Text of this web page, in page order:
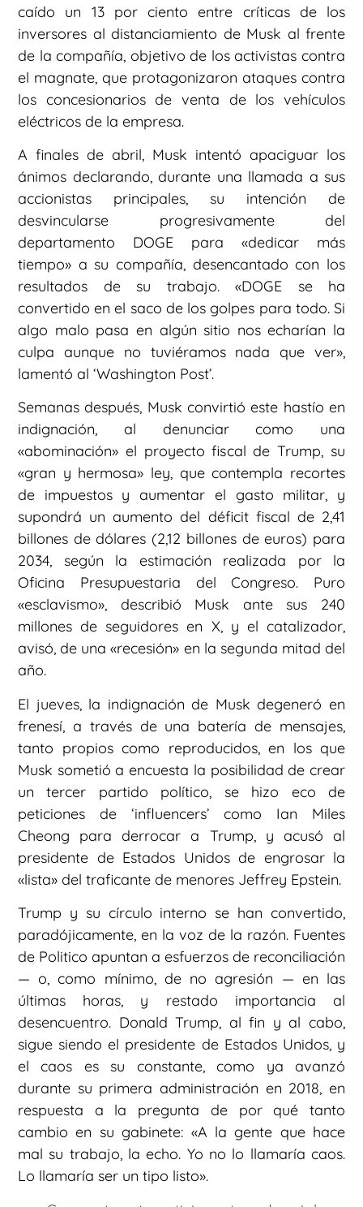
caído un 13 por ciento entre críticas de los
inversores al distanciamiento de Musk al frente
de la compañía, objetivo de los activistas contra
el magnate, que protagonizaron ataques contra
los concesionarios de venta de los vehículos
eléctricos de la empresa.
A finales de abril, Musk intentó apaciguar los
ánimos declarando, durante una llamada a sus
accionistas principales, su intención de
desvincularse progresivamente del
departamento DOGE para «dedicar más
tiempo» a su compañía, desencantado con los
resultados de su trabajo. «DOGE se ha
convertido en el saco de los golpes para todo. Si
algo malo pasa en algún sitio nos echarían la
culpa aunque no tuviéramos nada que ver»,
lamentó al ‘Washington Post’.
Semanas después, Musk convirtió este hastío en
indignación, al denunciar como una
«abominación» el proyecto fiscal de Trump, su
«gran y hermosa» ley, que contempla recortes
de impuestos y aumentar el gasto militar, y
supondrá un aumento del déficit fiscal de 2,41
billones de dólares (2,12 billones de euros) para
2034, según la estimación realizada por la
Oficina Presupuestaria del Congreso. Puro
«esclavismo», describió Musk ante sus 240
millones de seguidores en X, y el catalizador,
avisó, de una «recesión» en la segunda mitad del
año.
El jueves, la indignación de Musk degeneró en
frenesí, a través de una batería de mensajes,
tanto propios como reproducidos, en los que
Musk sometió a encuesta la posibilidad de crear
un tercer partido político, se hizo eco de
peticiones de ‘influencers’ como Ian Miles
Cheong para derrocar a Trump, y acusó al
presidente de Estados Unidos de engrosar la
«lista» del traficante de menores Jeffrey Epstein.
Trump y su círculo interno se han convertido,
paradójicamente, en la voz de la razón. Fuentes
de Politico apuntan a esfuerzos de reconciliación
— o, como mínimo, de no agresión — en las
últimas horas, y restado importancia al
desencuentro. Donald Trump, al fin y al cabo,
sigue siendo el presidente de Estados Unidos, y
el caos es su constante, como ya avanzó
durante su primera administración en 2018, en
respuesta a la pregunta de por qué tanto
cambio en su gabinete: «A la gente que hace
mal su trabajo, la echo. Yo no lo llamaría caos.
Lo llamaría ser un tipo listo».